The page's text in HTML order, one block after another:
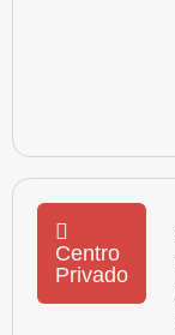
Centro
Privado